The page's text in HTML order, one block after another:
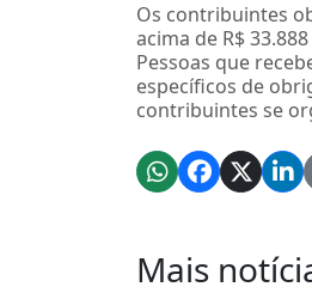
Os contribuintes
acima de R$
Pessoas que
específicos de
contribuintes se
Mais